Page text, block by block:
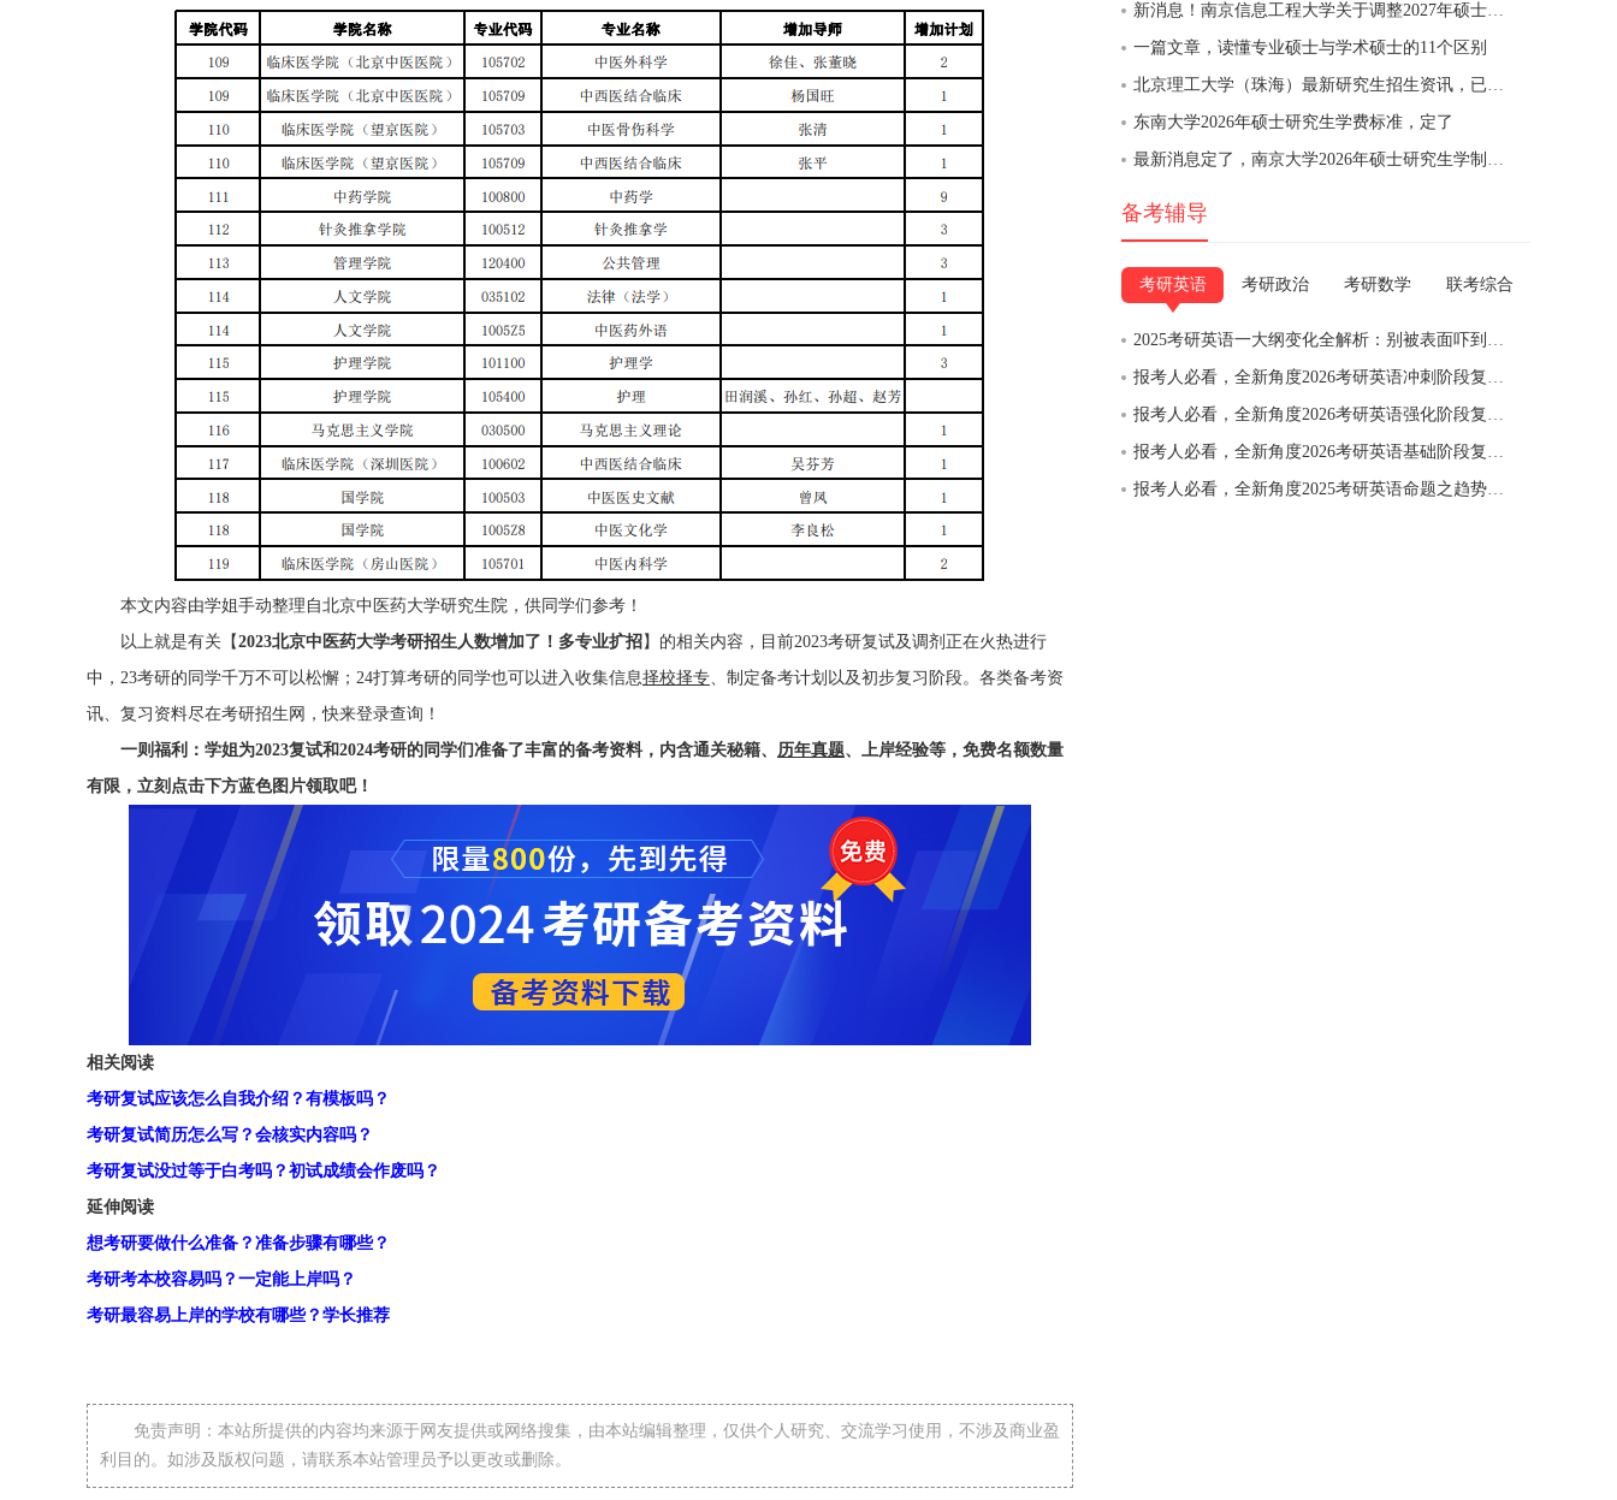
本文内容由学姐手动整理自北京中医药大学研究生院，供同学们参考！
以上就是有关【2023北京中医药大学考研招生人数增加了！多专业扩招】的相关内容，目前2023考研复试及调剂正在火热进行
中，23考研的同学千万不可以松懈；24打算考研的同学也可以进入收集信息择校择专、制定备考计划以及初步复习阶段。各类备考资
讯、复习资料尽在考研招生网，快来登录查询！
一则福利：学姐为2023复试和2024考研的同学们准备了丰富的备考资料，内含通关秘籍、 历年真题、上岸经验等，免费名额数量
有限，立刻点击下方蓝色图片领取吧！
相关阅读
考研复试应该怎么自我介绍？有模板吗？
考研复试简历怎么写？会核实内容吗？
考研复试没过等于白考吗？初试成绩会作废吗？
延伸阅读
想考研要做什么准备？准备步骤有哪些？
考研考本校容易吗？一定能上岸吗？
考研最容易上岸的学校有哪些？学长推荐
免责声明：本站所提供的内容均来源于网友提供或网络搜集，由本站编辑整理，仅供个人研究、交流学习使用，不涉及商业盈
利目的。如涉及版权问题，请联系本站管理员予以更改或删除。
新消息！南京信息工程大学关于调整2027年硕士研究生招生考试部分专业初试科目的通知
一篇文章，读懂专业硕士与学术硕士的11个区别
北京理工大学（珠海）最新研究生招生资讯，已发布
东南大学2026年硕士研究生学费标准，定了
最新消息定了，南京大学2026年硕士研究生学制与培养费用通知
备考辅导
考研英语 考研政治 考研数学 联考综合
2025考研英语一大纲变化全解析：别被表面吓到，实质没变，稳扎稳打才是王道
报考人必看，全新角度2026考研英语冲刺阶段复习备考建议与备考规划（初试当年9月至考前）
报考人必看，全新角度2026考研英语强化阶段复习备考建议与备考规划（初试当年6月-9月）
报考人必看，全新角度2026考研英语基础阶段复习备考建议与备考规划（初试当年6月前）
报考人必看，全新角度2025考研英语命题之趋势二：大作文呈现“反模板”趋势